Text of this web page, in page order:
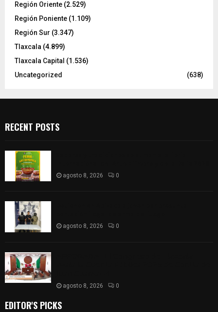
Región Oriente (2.529)
Región Poniente (1.109)
Región Sur (3.347)
Tlaxcala (4.899)
Tlaxcala Capital (1.536)
Uncategorized
(638)
RECENT POSTS
agosto 8, 2026 0
agosto 8, 2026 0
agosto 8, 2026 0
EDITOR'S PICKS